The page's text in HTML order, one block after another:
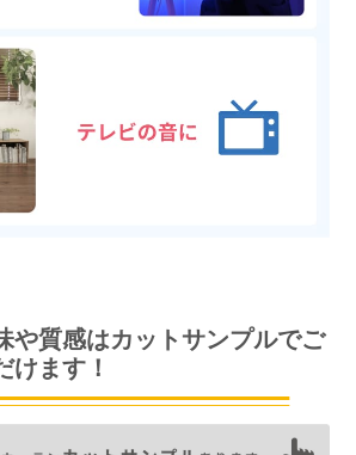
や質感はカットサンプルでご
けます！